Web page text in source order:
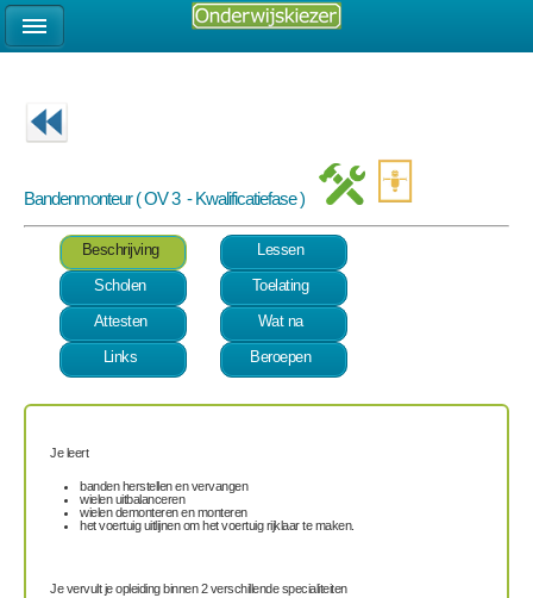
Bandenmonteur ( OV 3 - Kwalificatiefase )
Beschrijving
Lessen
Scholen
Toelating
Attesten
Wat na
Links
Beroepen
Je leert
banden herstellen en vervangen
wielen uitbalanceren
wielen demonteren en monteren
het voertuig uitlijnen om het voertuig rijklaar te maken.
Je vervult je opleiding binnen 2 verschillende specialiteiten